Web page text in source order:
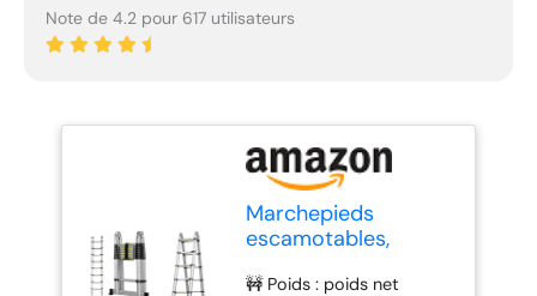
Note de 4.2 pour 617 utilisateurs
Marchepieds
escamotables,
Télescopique,
🚧 Poids : poids net